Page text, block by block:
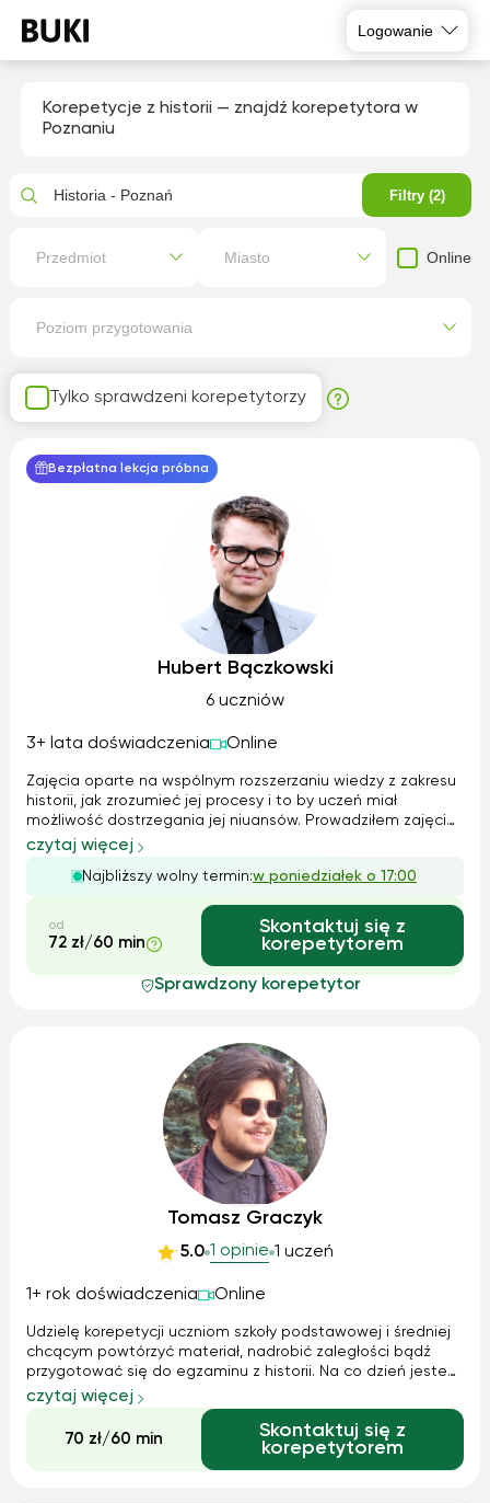
Logowanie
Korepetycje z historii — znajdź korepetytora w
Poznaniu
Tylko sprawdzeni korepetytorzy
Bezpłatna lekcja próbna
Hubert Bączkowski
6 uczniów
3+ lata doświadczenia Online
Zajęcia oparte na wspólnym rozszerzaniu wiedzy z zakresu
historii, jak zrozumieć jej procesy i to by uczeń miał
możliwość dostrzegania jej niuansów. Prowadziłem zajęcia
z historii zarówno dla szkoły podstawowej jak i w formacie
rozszerzonych w klasach szkoły średniej. Uczniowie często
mają problem z historią z powodu iście pruskich metod
nauczania tego przedmiotu i braku czasu w systemie
edukacji na dokładne wyjaśnienie tematu.
czytaj więcej
Najbliższy wolny termin:w poniedziałek o 17:00
od
72 zł/60 min
Skontaktuj się z
korepetytorem
Sprawdzony korepetytor
Tomasz Graczyk
5.0 1 opinie 1 uczeń
1+ rok doświadczenia Online
Udzielę korepetycji uczniom szkoły podstawowej i średniej
chcącym powtórzyć materiał, nadrobić zaległości bądź
przygotować się do egzaminu z historii. Na co dzień jestem
studentem II roku na Wydziale Historii UAM - specjalizacja
nauczycielska, zatem potrafię w przystępny sposób pomóc
zrozumieć dany ...
czytaj więcej
70 zł/60 min
Skontaktuj się z
korepetytorem
Historia - Poznań Filtry (2)
Przedmiot Miasto Online
Poziom przygotowania